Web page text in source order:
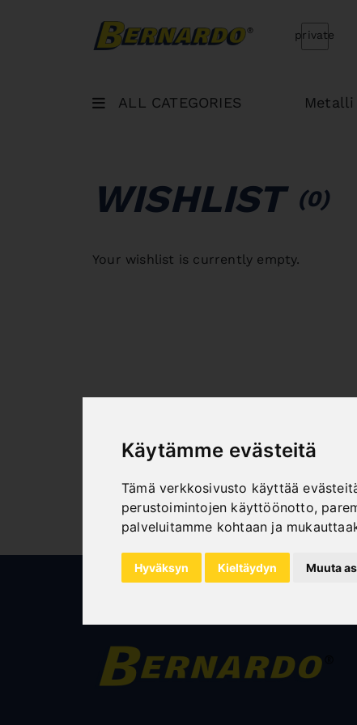
Käytämme evästeitä
Tämä verkkosivusto käyttää
perustoimintojen käyttöönotto,
palveluitamme kohtaan ja
Hyväksyn Kieltäydyn Muuta
Bernardo Home
private
ALL CATEGORIES Metalli
WISHLIST (0)
Your wishlist is currently empty.